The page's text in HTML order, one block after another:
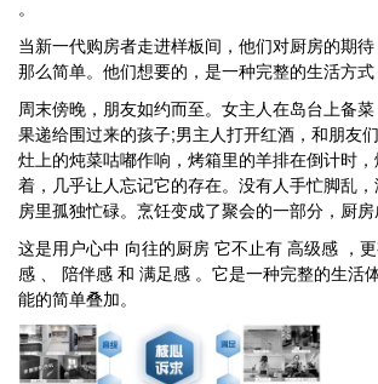
。
当新一代购房者走进样板间，他们对厨房的期
那么简单。他们想要的，是一种完整的生活方式
周末傍晚，朋友如约而至。女主人在岛台上备
果递给围过来的孩子;男主人打开红酒，和朋友们
灶上的炖菜咕嘟作响，烤箱里的羊排在倒计时
着，几乎让人忘记它的存在。没有人手忙脚乱
房里孤独忙碌。烹饪变成了聚会的一部分，厨房
这是用户心中 向往的厨房 它不止有 高级感 ，
感 、 陪伴感 和 满足感 。它是一种完整的生活
能的简单叠加。